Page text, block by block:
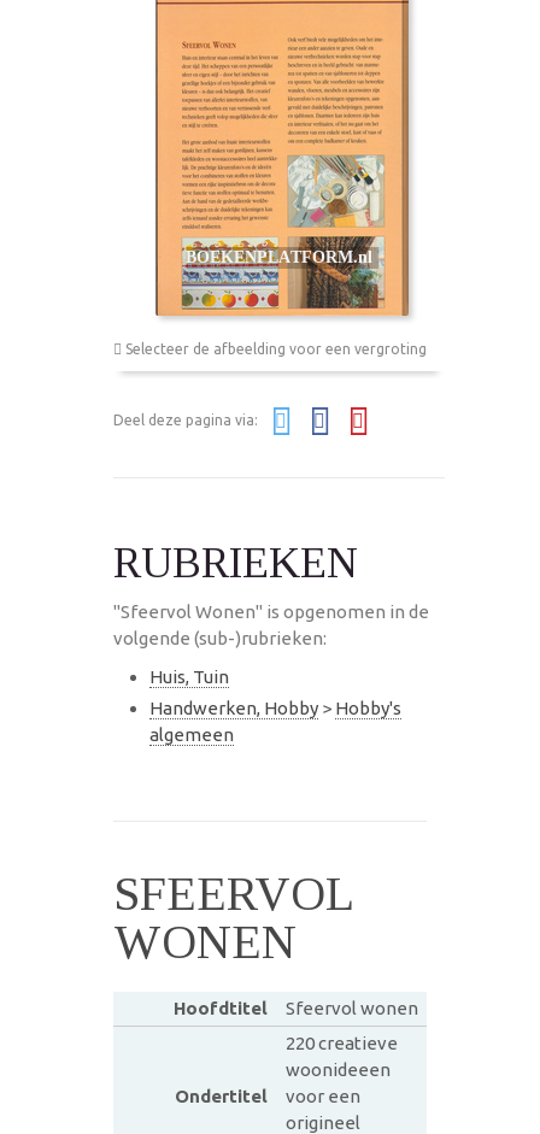
Selecteer de afbeelding voor een vergroting
Deel deze pagina via:
RUBRIEKEN
"Sfeervol Wonen" is opgenomen in de
volgende (sub-)rubrieken:
Huis, Tuin
Handwerken, Hobby > Hobby's
algemeen
SFEERVOL
WONEN
Hoofdtitel Sfeervol wonen
Ondertitel
220 creatieve
woonideeen
voor een
origineel